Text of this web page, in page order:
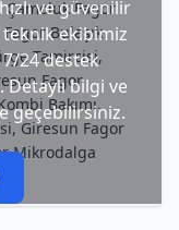
ve güvenilir
teknik ekibimiz
7/24 destek
bilgi ve
geçebilirsiniz.
Çamoluk Fagor
Bulaşık
Tamircisi,
Fagor
Bakımı,
Giresun Fagor
Mikrodalga